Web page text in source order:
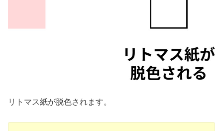
リトマス紙が脱色されます。